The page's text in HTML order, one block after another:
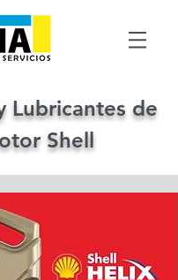
Lubricantes de
Shell